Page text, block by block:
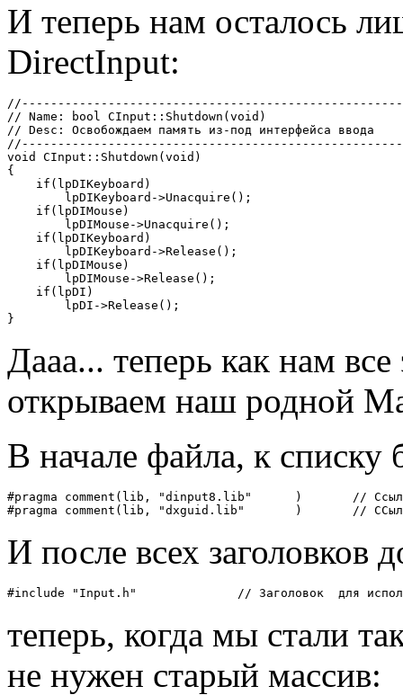
И теперь нам осталось
DirectInput:
// Name: bool CInput::Shutdown(void)
// Desc: Освобождаем память из-под интерфейса ввода
void CInput::Shutdown(void)
{
    if(lpDIKeyboard)
        lpDIKeyboard->Unacquire();
    if(lpDIMouse)
        lpDIMouse->Unacquire();
    if(lpDIKeyboard)
        lpDIKeyboard->Release();
    if(lpDIMouse)
        lpDIMouse->Release();
    if(lpDI)
        lpDI->Release();
Дааа... теперь как нам все
открываем наш родной
В начале файла, к списку
#pragma comment(lib, "dinput8.lib"	)	// Ссылка  на dinput8.lib
#pragma
И после всех заголовков
#include "Input.h"		// Заголовок
теперь, когда мы стали
не нужен старый массив: